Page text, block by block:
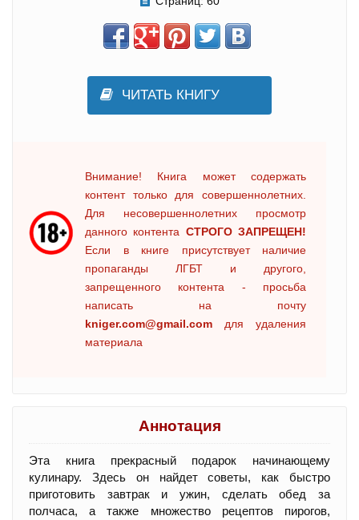
ЧИТАТЬ КНИГУ
Внимание! Книга может содержать
контент только для совершеннолетних.
Для несовершеннолетних просмотр
данного контента СТРОГО ЗАПРЕЩЕН!
Если в книге присутствует наличие
пропаганды ЛГБТ и другого,
запрещенного контента - просьба
написать на почту
kniger.com@gmail.com для удаления
материала
Аннотация
Эта книга прекрасный подарок начинающему
кулинару. Здесь он найдет советы, как быстро
приготовить завтрак и ужин, сделать обед за
полчаса, а также множество рецептов пирогов,